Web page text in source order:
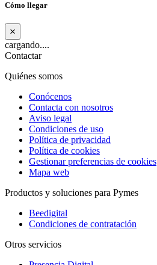
Cómo llegar
×
cargando....
Contactar
Quiénes somos
Conócenos
Contacta con nosotros
Aviso legal
Condiciones de uso
Política de privacidad
Política de cookies
Gestionar preferencias de cookies
Mapa web
Productos y soluciones para Pymes
Beedigital
Condiciones de contratación
Otros servicios